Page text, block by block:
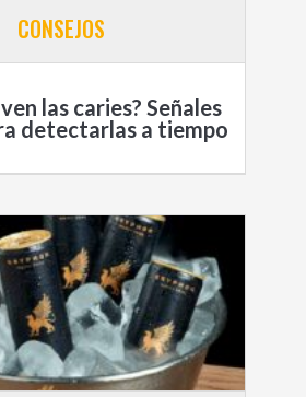
CONSEJOS
las caries? Señales
detectarlas a tiempo